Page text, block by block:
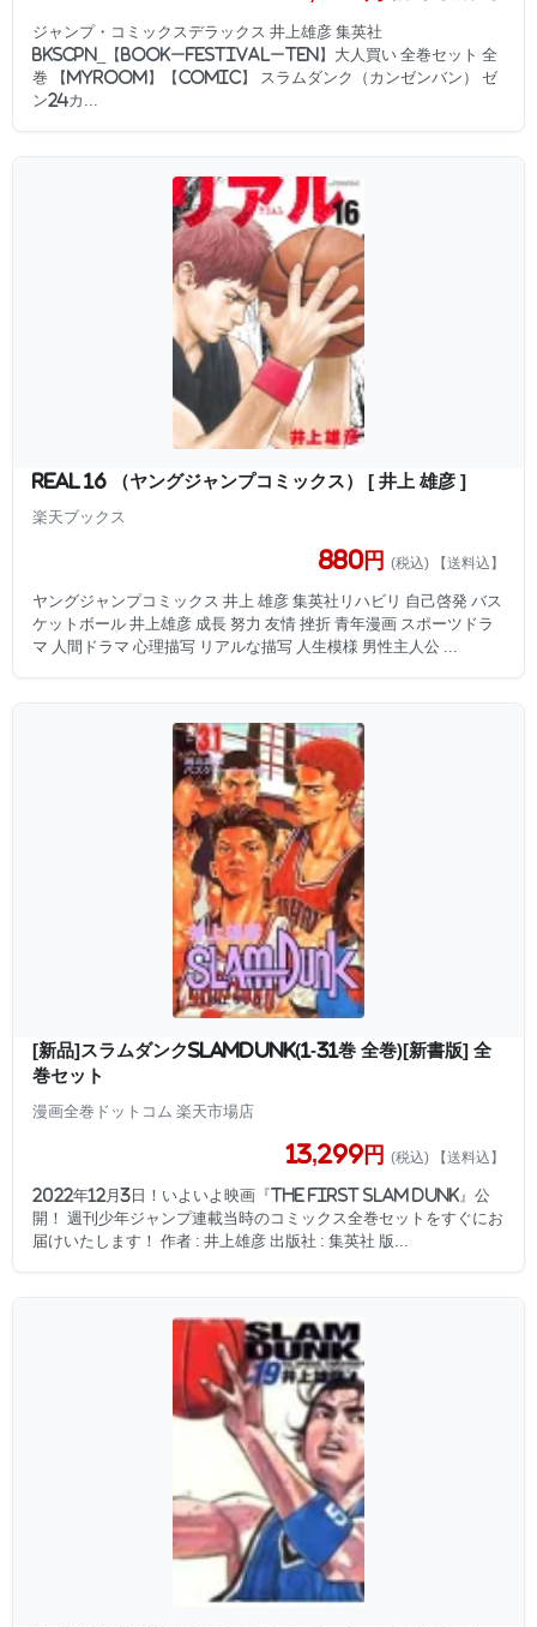
ジャンプ・コミックスデラックス 井上雄彦 集英社
BKSCPN_【bookーfestivalーten】大人買い 全巻セット 全
巻 【myroom】【comic】 スラムダンク（カンゼンバン） ゼ
ン24カ...
REAL 16 （ヤングジャンプコミックス） [ 井上 雄彦 ]
楽天ブックス
880円 (税込) 【送料込】
ヤングジャンプコミックス 井上 雄彦 集英社リハビリ 自己啓発 バス
ケットボール 井上雄彦 成長 努力 友情 挫折 青年漫画 スポーツドラ
マ 人間ドラマ 心理描写 リアルな描写 人生模様 男性主人公 ...
[新品]スラムダンクSLAMDUNK(1-31巻 全巻)[新書版] 全
巻セット
漫画全巻ドットコム 楽天市場店
13,299円 (税込) 【送料込】
2022年12月3日！いよいよ映画『THE FIRST SLAM DUNK』公
開！ 週刊少年ジャンプ連載当時のコミックス全巻セットをすぐにお
届けいたします！ 作者 : 井上雄彦 出版社 : 集英社 版...